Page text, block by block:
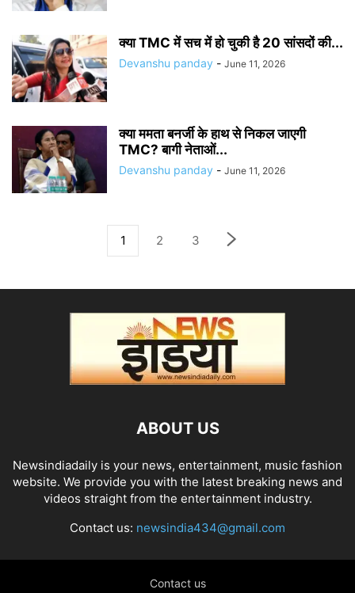
क्या TMC में सच में हो चुकी है 20 सांसदों की...
Devanshu panday - June 11, 2026
क्या ममता बनर्जी के हाथ से निकल जाएगी
TMC? बागी नेताओं...
Devanshu panday - June 11, 2026
1 2 3
ABOUT US
Newsindiadaily is your news, entertainment, music fashion
website. We provide you with the latest breaking news and
videos straight from the entertainment industry.
Contact us: newsindia434@gmail.com
Contact us